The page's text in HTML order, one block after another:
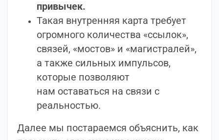
привычек.
Такая внутренняя карта требует
огромного количества «ссылок»,
связей, «мостов» и «магистралей»,
а также сильных импульсов,
которые позволяют
нам оставаться на связи с
реальностью.
Далее мы постараемся объяснить, как